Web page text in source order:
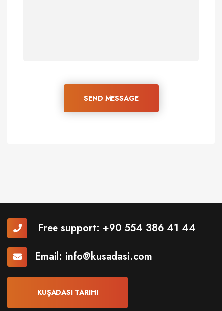
SEND MESSAGE
Free support: +90 554 386 41 44
Email: info@kusadasi.com
KUŞADASI TARIHI